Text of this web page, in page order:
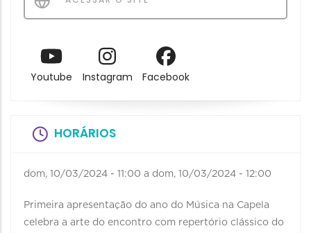
Youtube Instagram Facebook
HORÁRIOS
dom, 10/03/2024 - 11:00 a dom, 10/03/2024 - 12:00
Primeira apresentação do ano do Música na Capela
celebra a arte do encontro com repertório clássico do